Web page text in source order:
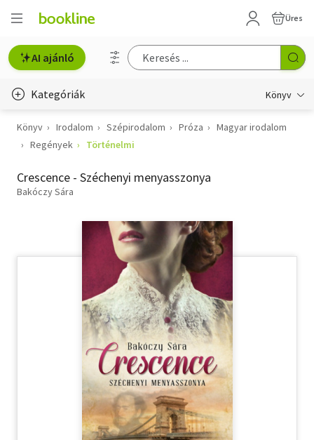
Üres
AI ajánló
Kategóriák Könyv
Életmód, egészség
Gyermek- és ifjúsági
Hobbi, szabadidő
Szótár, nyelvkönyv
Tankönyv, segédkönyv
Társadalomtudomány
Természettudomány
Könyv Irodalom Szépirodalom Próza
Magyar irodalom
Regények
Történelmi
Crescence - Széchenyi menyasszonya
Bakóczy Sára